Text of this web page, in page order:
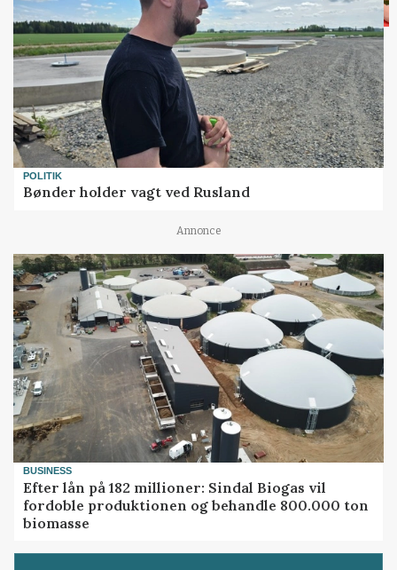
POLITIK
Bønder holder vagt ved Rusland
Annonce
BUSINESS
Efter lån på 182 millioner: Sindal Biogas vil
fordoble produktionen og behandle 800.000 ton
biomasse